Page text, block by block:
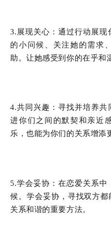
3.展现关心 ：通过行动展
的小问候、关注她的需求
助。让她感受到你的在乎和
4.共同兴趣 ：寻找并培养
进你们之间的默契和亲近
乐，也能为你们的关系增添
5.学会妥协 ：在恋爱关系
候。学会妥协，寻找双方
关系和谐的重要方法。